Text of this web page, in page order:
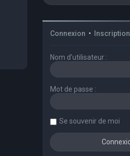
Connexion • Inscription
Nom d’utilisateur :
Mot de passe :
Se souvenir de moi